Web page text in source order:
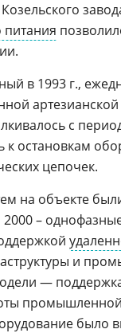
питания
в 1993 г.,
с
к остановкам
цепочек.
на объекте
2000 –
и
—
было